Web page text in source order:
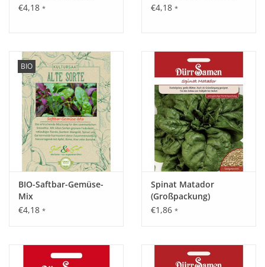
€4,18 *
€4,18 *
BIO
BIO-Saftbar-Gemüse-
Mix
€4,18 *
Spinat Matador
(Großpackung)
€1,86 *